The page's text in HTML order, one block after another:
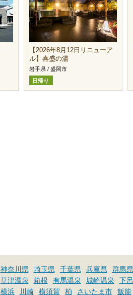
【2026年8月12日リニューア
ル】喜盛の湯
岩手県 / 盛岡市
日帰り
神奈川県 埼玉県 千葉県 兵庫県 群馬県
草津温泉 箱根 有馬温泉 城崎温泉 下
横浜 川崎 横須賀 柏 さいたま市 飯能